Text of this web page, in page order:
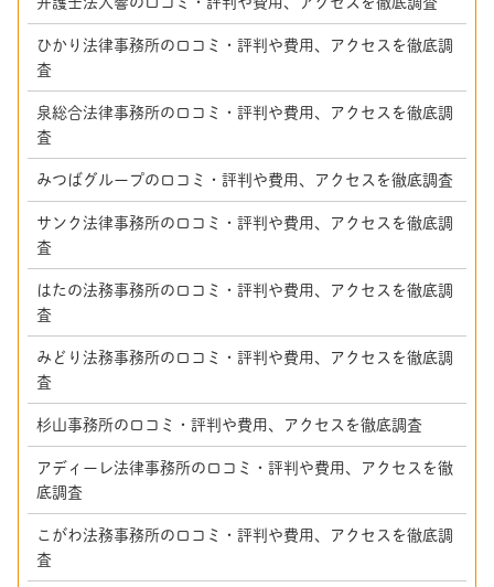
ひかり法律事務所の口コミ・評判や費用、アクセスを徹底調
査
泉総合法律事務所の口コミ・評判や費用、アクセスを徹底調
査
みつばグループの口コミ・評判や費用、アクセスを徹底調査
サンク法律事務所の口コミ・評判や費用、アクセスを徹底調
査
はたの法務事務所の口コミ・評判や費用、アクセスを徹底調
査
みどり法務事務所の口コミ・評判や費用、アクセスを徹底調
査
杉山事務所の口コミ・評判や費用、アクセスを徹底調査
アディーレ法律事務所の口コミ・評判や費用、アクセスを徹
底調査
こがわ法務事務所の口コミ・評判や費用、アクセスを徹底調
査